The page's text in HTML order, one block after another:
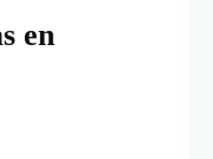
en